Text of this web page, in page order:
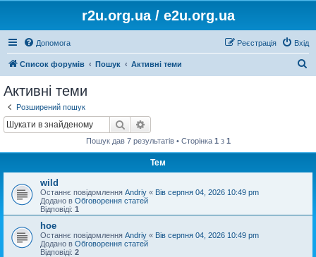
r2u.org.ua / e2u.org.ua
Допомога Вхід
Реєстрація
Список форумів Пошук Активні теми
Активні теми
Розширений пошук
Пошук
Пошук дав 7 результатів • Сторінка 1 з 1
Тем
wild
Останнє повідомлення Andriy « Вів серпня 04, 2026 10:49 pm
Додано в Обговорення статей
Відповіді: 1
hoe
Останнє повідомлення Andriy « Вів серпня 04, 2026 10:49 pm
Додано в Обговорення статей
Відповіді: 2